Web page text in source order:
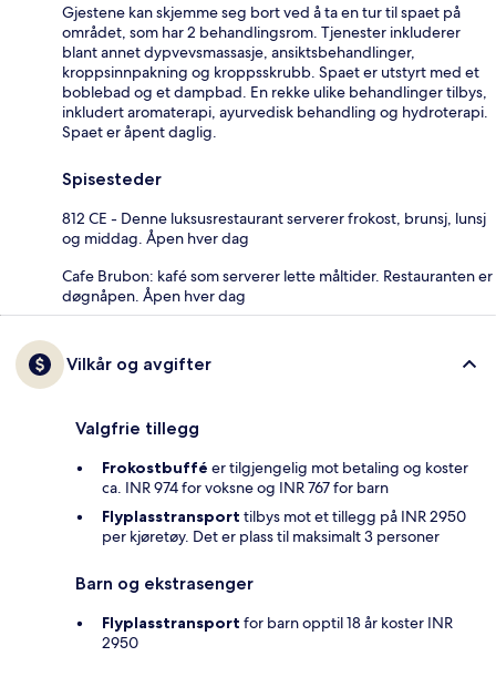
Gjestene kan skjemme seg bort ved å ta en tur til spaet på
området, som har 2 behandlingsrom. Tjenester inkluderer
blant annet dypvevsmassasje, ansiktsbehandlinger,
kroppsinnpakning og kroppsskrubb. Spaet er utstyrt med et
boblebad og et dampbad. En rekke ulike behandlinger tilbys,
inkludert aromaterapi, ayurvedisk behandling og hydroterapi.
Spaet er åpent daglig.
Spisesteder
812 CE - Denne luksusrestaurant serverer frokost, brunsj, lunsj
og middag. Åpen hver dag
Cafe Brubon: kafé som serverer lette måltider. Restauranten er
døgnåpen. Åpen hver dag
Vilkår og avgifter
Valgfrie tillegg
Frokostbuffé er tilgjengelig mot betaling og koster
ca. INR 974 for voksne og INR 767 for barn
Flyplasstransport tilbys mot et tillegg på INR 2950
per kjøretøy. Det er plass til maksimalt 3 personer
Barn og ekstrasenger
Flyplasstransport for barn opptil 18 år koster INR
2950